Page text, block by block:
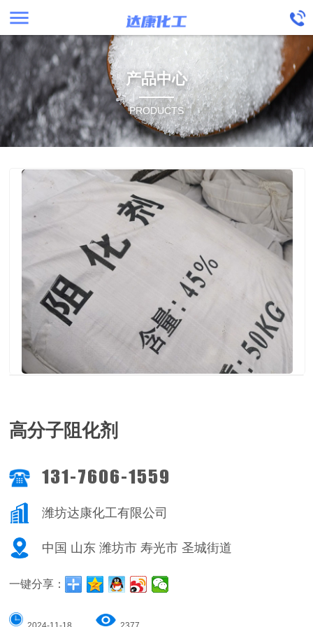
menu
产品中心
PRODUCTS
高分子阻化剂
131-7606-1559
潍坊达康化工有限公司
中国 山东 潍坊市 寿光市 圣城街道
一键分享：